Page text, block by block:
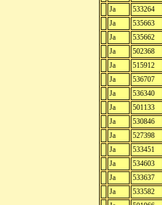
Ja
533264
Ja
535663
Ja
535662
Ja
502368
Ja
515912
Ja
536707
Ja
536340
Ja
501133
Ja
530846
Ja
527398
Ja
533451
Ja
534603
Ja
533637
Ja
533582